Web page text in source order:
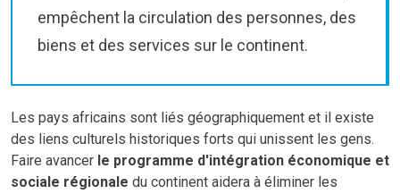
empêchent la circulation des personnes, des
biens et des services sur le continent.
Les pays africains sont liés géographiquement et il existe
des liens culturels historiques forts qui unissent les gens.
Faire avancer le programme d'intégration économique et
sociale régionale du continent aidera à éliminer les